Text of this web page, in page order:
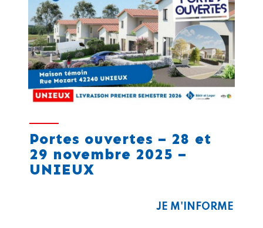
Portes ouvertes – 28 et
29 novembre 2025 –
UNIEUX
JE M'INFORME